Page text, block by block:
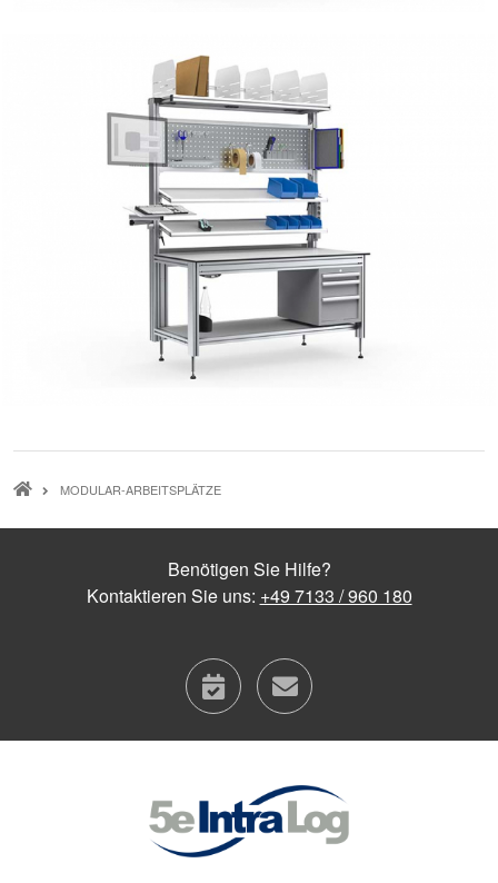
PFADNAVIGATION
MODULAR-ARBEITSPLÄTZE
Benötigen Sie Hilfe?
Kontaktieren Sie uns: +49 7133 / 960 180
calendarcontact